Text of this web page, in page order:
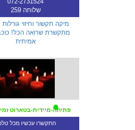
שלוחה 259
מיקה תקשור וחיזוי גורלות
מתקשרת שרואה הכל!
אמיתית
פתיחה-מיידית-בטארוט
התקשרו עכשיו מכל